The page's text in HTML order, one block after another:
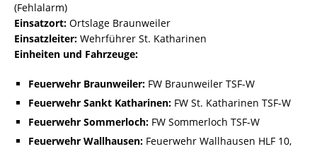
(Fehlalarm)
Einsatzort: Ortslage Braunweiler
Einsatzleiter: Wehrführer St. Katharinen
Einheiten und Fahrzeuge:
Feuerwehr Braunweiler: FW Braunweiler TSF-W
Feuerwehr Sankt Katharinen: FW St. Katharinen TSF-W
Feuerwehr Sommerloch: FW Sommerloch TSF-W
Feuerwehr Wallhausen: Feuerwehr Wallhausen HLF 10,